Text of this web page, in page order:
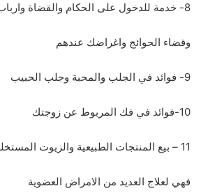
8- خدمة للدخول على الحكام والقضاة وارباب الاقلام
وقضاء الحوائج واغراضك عندهم
9- فوائد في الجلب والمحبة وجلب الحبيب
10-فوائد في فك المربوط عن زوجتك
11 – بيع المنتجات الطبيعية والزيوت المستخلصة منها
فهي لعلاج العديد من الامراض العضوية